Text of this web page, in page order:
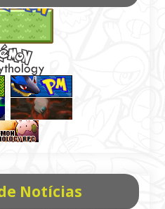
Notícias